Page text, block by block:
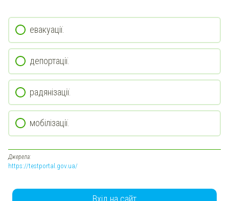
евакуації.
депортації.
радянізації.
мобілізації.
Джерела:
https://testportal.gov.ua/
Вхід на сайт